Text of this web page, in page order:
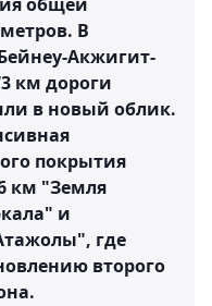
В
Акжигит-
км дороги
в новый облик.
покрытия
км "Земля
и
где
второго